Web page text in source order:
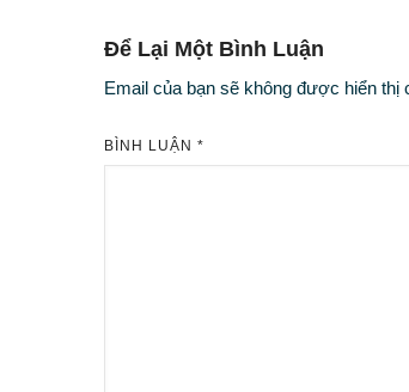
Để Lại Một Bình Luận
Email của bạn sẽ không được hiển thị
BÌNH LUẬN *